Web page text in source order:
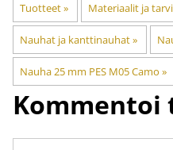
Tuotteet‪» Materiaalit ja
Nauhat ja kanttinauhat‪»
Nauha 25 mm PES M05 Camo ‪»